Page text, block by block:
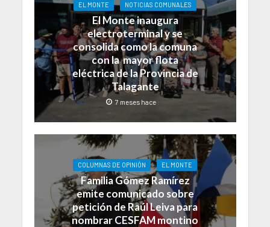
EL MONTE NOTICIAS COMUNALES
El Monte inaugura
electroterminal y se
consolida como la comuna
con la mayor flota
eléctrica de la Provincia de
Talagante
7 meses hace
COLUMNAS DE OPINIÓN EL MONTE
Familia Gómez Ramírez
emite comunicado sobre
petición de Raúl Leiva para
nombrar CESFAM montino